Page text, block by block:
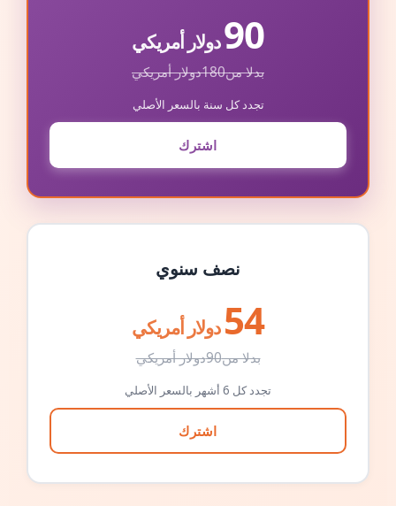
90دولار أمريكي
بدلا من180دولار أمريكي
تجدد كل سنة بالسعر الأصلي
اشترك
نصف سنوي
54 دولار أمريكي
بدلا من90دولار أمريكي
تجدد كل 6 أشهر بالسعر الأصلي
اشترك